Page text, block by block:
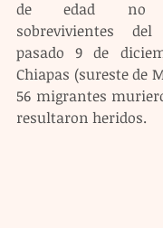
de edad no
sobrevivientes
pasado 9 de
Chiapas (sureste de
56 migrantes
resultaron heridos.